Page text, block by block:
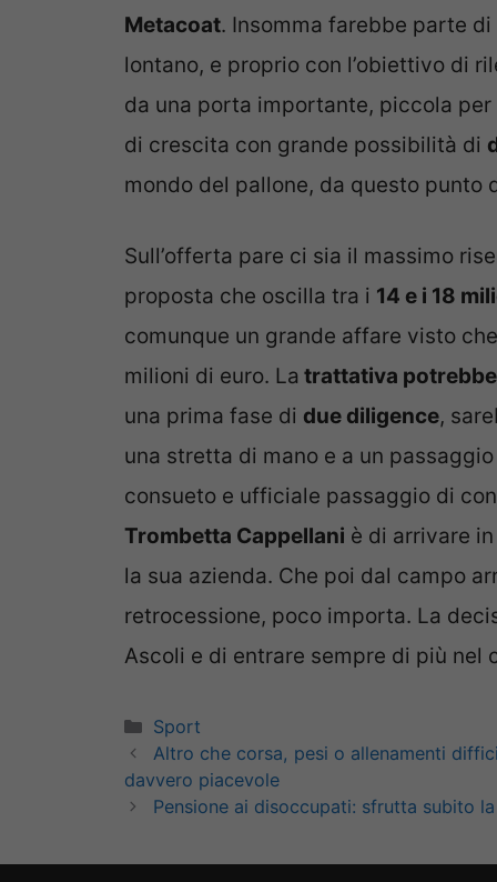
Metacoat. Insomma farebbe parte
lontano, e proprio con l’obiettivo di
da una porta importante, piccola
di crescita con grande possibilità di
mondo del pallone, da questo
Sull’offerta pare ci sia il massimo
proposta che oscilla tra i 14 e i 18
comunque un grande affare visto
milioni di euro. La trattativa
una prima fase di due diligence,
una stretta di mano e a un
consueto e ufficiale passaggio di
Trombetta Cappellani è di arrivare
la sua azienda. Che poi dal campo
retrocessione, poco importa. La
Ascoli e di entrare sempre di più nel
Categorie
Sport
Altro che corsa, pesi o allenamenti
davvero piacevole
Pensione ai disoccupati: sfrutta subito